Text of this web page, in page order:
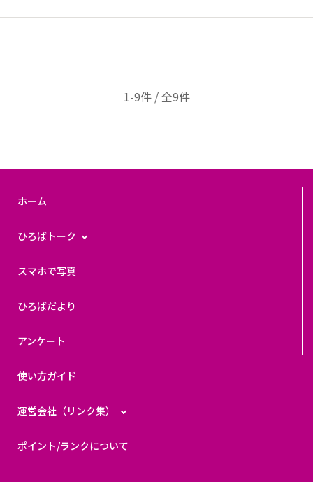
1-9件 / 全9件
ホーム
ひろばトーク
スマホで写真
ひろばだより
アンケート
使い方ガイド
運営会社（リンク集）
ポイント/ランクについて